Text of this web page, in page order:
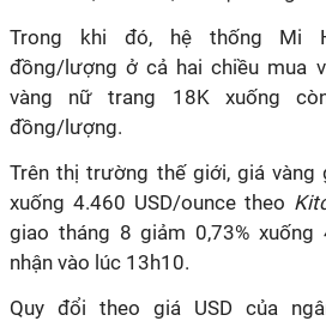
Trong khi đó, hệ thống Mi
đồng/lượng ở cả hai chiều mua
vàng nữ trang 18K xuống
đồng/lượng.
Trên thị trường thế giới, giá vàng
xuống 4.460 USD/ounce theo
giao tháng 8 giảm 0,73% xuống
nhận vào lúc 13h10.
Quy đổi theo giá USD của